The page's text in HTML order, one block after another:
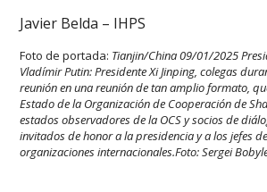
Javier Belda – IHPS
Foto de portada: Tianjin/China 09/01/2025
Vladímir Putin: Presidente Xi Jinping, colegas
reunión en una reunión de tan amplio formato,
Estado de la Organización de Cooperación de
estados observadores de la OCS y socios de
invitados de honor a la presidencia y a los jefes
organizaciones internacionales.Foto: Sergei